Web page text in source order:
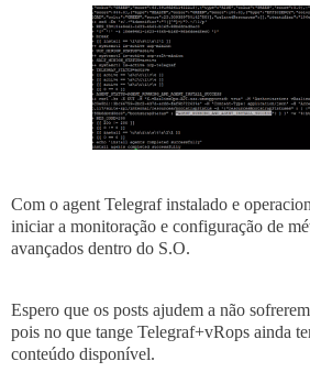
Com o agent Telegraf instalado e
iniciar a monitoração e configuração de
avançados dentro do S.O.
Espero que os posts ajudem a não
pois no que tange Telegraf+vRops ainda
conteúdo disponível.